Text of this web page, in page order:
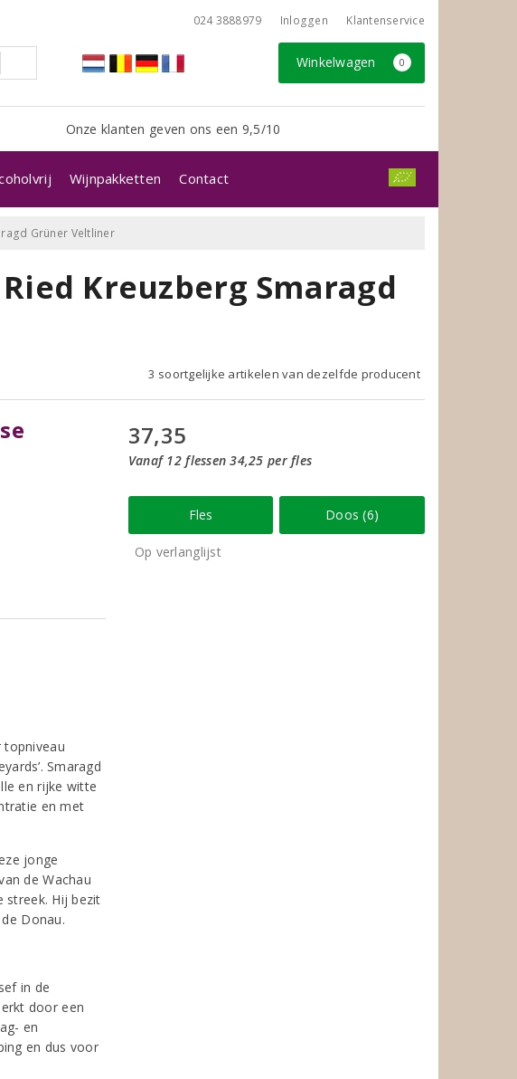
024 3888979 Inloggen Klantenservice
Winkelwagen 0
Onze klanten geven ons een 9,5/10
Wijnpakketten Contact
Grüner Veltliner
Kreuzberg Smaragd
3 soortgelijke artikelen van dezelfde producent
topniveau
Smaragd
en rijke witte
en met
jonge
de Wachau
streek. Hij bezit
Donau.
in de
door een
en
en dus voor
37,35
Vanaf 12 flessen 34,25 per fles
Fles Doos (6)
Op verlanglijst